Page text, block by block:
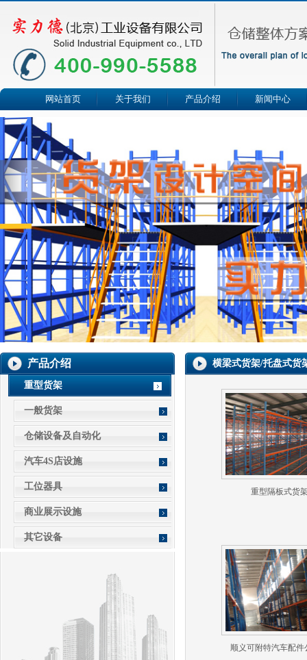
网站首页 关于我们 产品介绍 新闻中心
产品介绍
重型货架
一般货架
仓储设备及自动化
汽车4S店设施
工位器具
商业展示设施
其它设备
横梁式货架/托盘式货
重型隔板式货
顺义可附特汽车配件